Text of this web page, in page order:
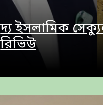
দ্য ইসলামিক
রিভিউ